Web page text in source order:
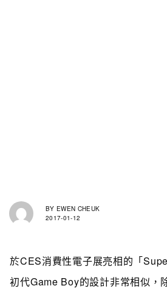
BY EWEN CHEUK
2017-01-12
於CES消費性電子展亮相的「
初代Game Boy的設計非常相似，